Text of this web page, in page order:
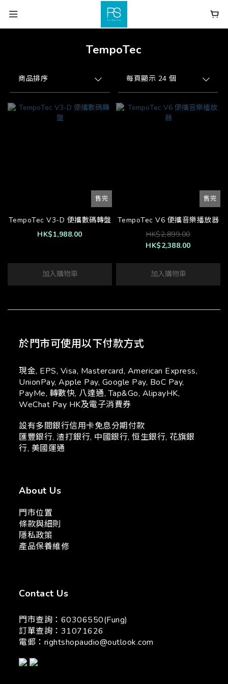
TempoTec
商品排序 每頁顯示 24 個
售完
TempoTec V3-D 便攜數碼轉盤
HK$1,988.00
加入購物車
售完
TempoTec V6 便攜音樂播放器
HK$2,899.00
HK$2,388.00
加入購物車
於門市可使用以下付款方式
現金, EPS, Visa, Mastercard, American Express,
UnionPay, Apple Pay, Google Pay, BoC Pay,
PayMe, 轉數快, 八達通, Tap&Go, AlipayHK,
WeChat Pay HK及電子消費券
設有多間銀行信用卡免息分期付款
匯豐銀行, 渣打銀行, 中國銀行, 恒生銀行, 花旗銀
行, 美國運通
About Us
門市位置
條款與細則
隱私政策
產品保養維修
Contact Us
門市查詢：60306550(Fung)
訂單查詢：31071626
電郵： rightshopaudio@outlook.com